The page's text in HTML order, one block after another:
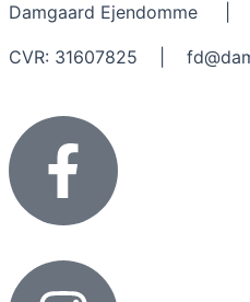
Damgaard
CVR: 31607825 |